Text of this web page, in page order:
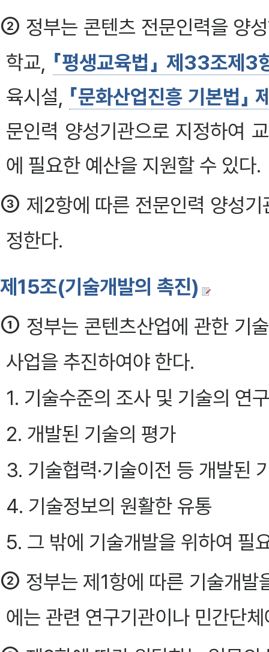
② 정부는 콘텐츠 전문인력을 양
학교, 「평생교육법」 제33조제3
육시설, 「문화산업진흥 기본법」
문인력 양성기관으로 지정하여
에 필요한 예산을 지원할 수 있다.
③ 제2항에 따른 전문인력 양성
정한다.
제15조(기술개발의 촉진)
① 정부는 콘텐츠산업에 관한 기
사업을 추진하여야 한다.
1. 기술수준의 조사 및 기술의 연
2. 개발된 기술의 평가
3. 기술협력·기술이전 등 개발된
4. 기술정보의 원활한 유통
5. 그 밖에 기술개발을 위하여 필
② 정부는 제1항에 따른 기술개
에는 관련 연구기관이나 민간단